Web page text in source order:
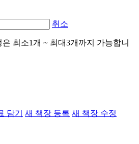
취소
최소1개 ~ 최대3개까지 가능합니
담기 새 책장 등록 새 책장 수정